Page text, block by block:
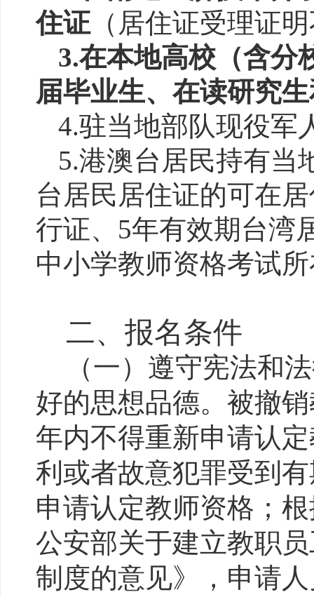
住证（居住证受理证
3.在本地高校（含分
届毕业生、在读研究
4.驻当地部队现役军
5.港澳台居民持有当
台居民居住证的可在
行证、5年有效期台湾
中小学教师资格考试
二、报名条件
（一）遵守宪法和
好的思想品德。被撤
年内不得重新申请认
利或者故意犯罪受到
申请认定教师资格；
公安部关于建立教职
制度的意见》，申请